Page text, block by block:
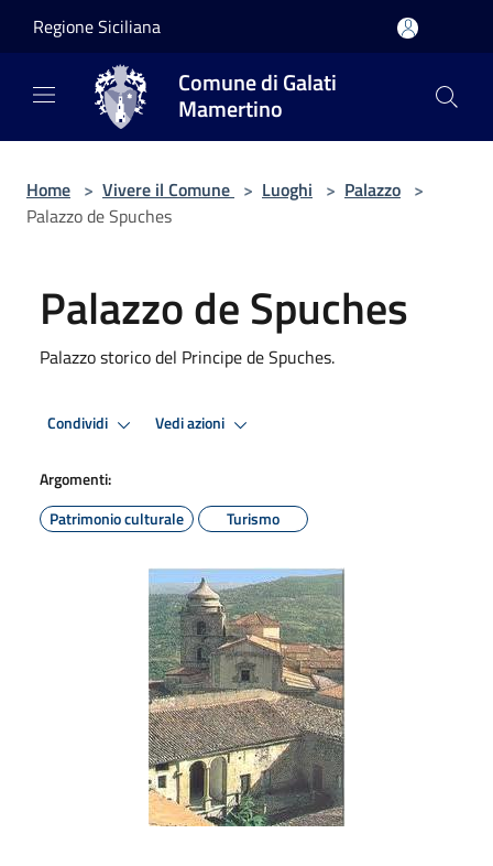
Regione Siciliana
Comune di Galati
Mamertino
Home > Vivere il Comune > Luoghi > Palazzo >
Palazzo de Spuches
Palazzo de Spuches
Palazzo storico del Principe de Spuches.
Condividi Vedi azioni
Argomenti:
Patrimonio culturale
Turismo